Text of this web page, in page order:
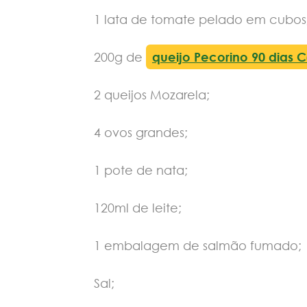
1 lata de tomate pelado em
200g de queijo Pecorino 90 dias
2 queijos Mozarela;
4 ovos grandes;
1 pote de nata;
120ml de leite;
1 embalagem de salmão fumado;
Sal;